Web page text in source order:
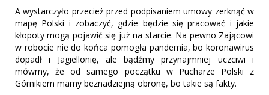
A wystarczyło przecież przed podpisaniem umowy zerknąć w
mapę Polski i zobaczyć, gdzie będzie się pracować i jakie
kłopoty mogą pojawić się już na starcie. Na pewno Zającowi
w robocie nie do końca pomogła pandemia, bo koronawirus
dopadł i Jagiellonię, ale bądźmy przynajmniej uczciwi i
mówmy, że od samego początku w Pucharze Polski z
Górnikiem mamy beznadziejną obronę, bo takie są fakty.